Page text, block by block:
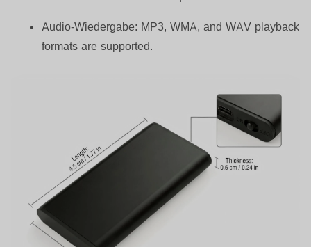
Audio-Wiedergabe: MP3, WMA, and WAV playback
formats are supported.